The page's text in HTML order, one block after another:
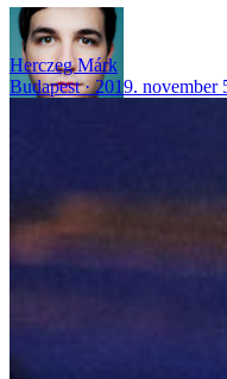
Herczeg Márk
Budapest
2019. november